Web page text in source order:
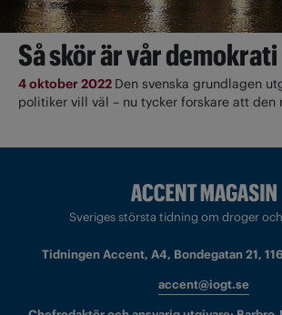
Så skör är vår demokrati
4 oktober 2022 Den svenska grundlagen
politiker vill väl – nu tycker forskare att den
Sveriges största tidning om droger
Tidningen Accent, A4, Bondegatan 21,
accent@iogt.se